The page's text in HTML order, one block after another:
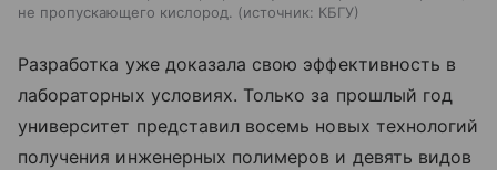
не пропускающего кислород.
источник: КБГУ
Разработка уже доказала свою эффективность в
лабораторных условиях. Только за прошлый год
университет представил восемь новых технологий
получения инженерных полимеров и девять видов